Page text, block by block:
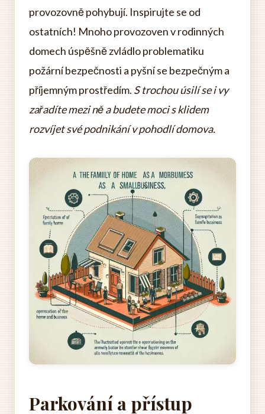
provozovně pohybují. Inspirujte se od
ostatních! Mnoho provozoven v rodinných
domech úspěšně zvládlo problematiku
požární bezpečnosti a pyšní se bezpečným a
příjemným prostředím. S trochou úsilí se i vy
zařadíte mezi ně a budete moci s klidem
rozvíjet své podnikání v pohodlí domova.
Parkování a přístup